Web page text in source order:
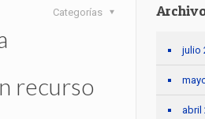
Categorías
recurso
julio
abril